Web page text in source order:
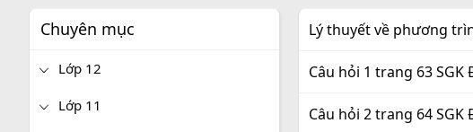
Chuyên mục
Lớp 12
Lớp 11
Lý thuyết về phương
Câu hỏi 1 trang 63 SGK
Câu hỏi 2 trang 64 SGK